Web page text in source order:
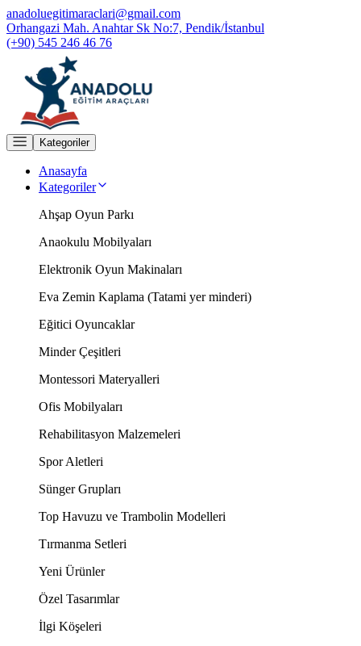
anadoluegitimaraclari@gmail.com
Orhangazi Mah. Anahtar Sk No:7, Pendik/İstanbul
(+90) 545 246 46 76
Kategoriler
Anasayfa
Kategoriler
Ahşap Oyun Parkı
Anaokulu Mobilyaları
Elektronik Oyun Makinaları
Eva Zemin Kaplama (Tatami yer minderi)
Eğitici Oyuncaklar
Minder Çeşitleri
Montessori Materyalleri
Ofis Mobilyaları
Rehabilitasyon Malzemeleri
Spor Aletleri
Sünger Grupları
Top Havuzu ve Trambolin Modelleri
Tırmanma Setleri
Yeni Ürünler
Özel Tasarımlar
İlgi Köşeleri